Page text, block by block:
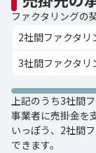
ファクタリングの
2社間ファクタリ
3社間ファクタリ
上記のうち3社間
事業者に売掛金を
いっぽう、2社間
できます。